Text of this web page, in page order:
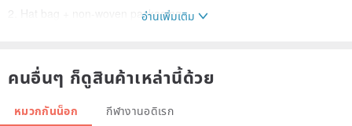
2. Hat bag + non-woven packaging
✨P-51 design concept introduction✨
Pacific battlefields during World War II. It was also the fighter with
อ่านเพิ่มเติม
คนอื่นๆ ก็ดูสินค้าเหล่านี้ด้วย
หมวกกันน็อก กีฬางานอดิเรก